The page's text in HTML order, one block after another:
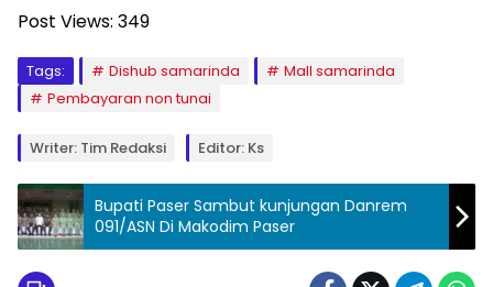
Post Views: 349
Tags: Dishub samarinda
Mall samarinda
Pembayaran non tunai
Writer: Tim Redaksi Editor: Ks
Bupati Paser Sambut kunjungan Danrem
091/ASN Di Makodim Paser